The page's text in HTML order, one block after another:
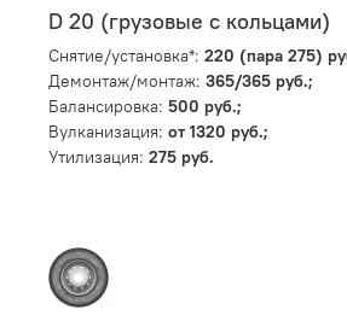
D 20 (грузовые с кольцами)
Снятие/установка*: 220 (пара 275)
Демонтаж/монтаж: 365/365 руб.;
Балансировка: 500 руб.;
Вулканизация: от 1320 руб.;
Утилизация: 275 руб.